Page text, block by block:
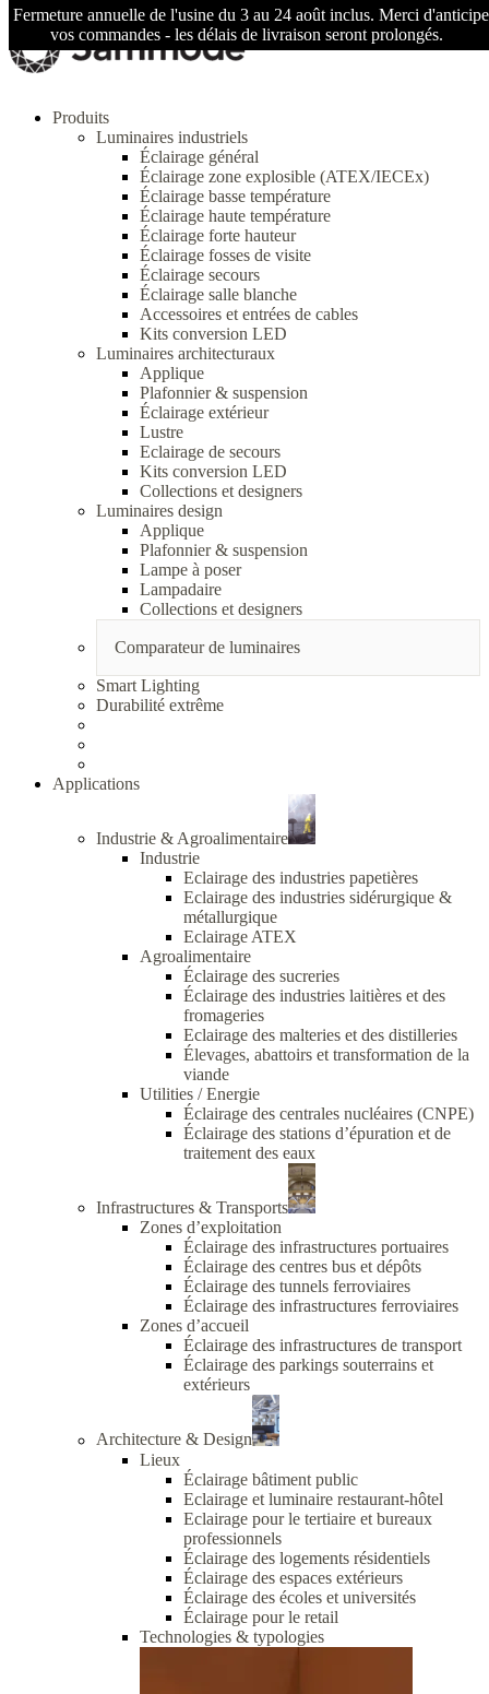
Fermeture annuelle de l'usine du 3 au 24 août inclus. Merci
vos commandes - les délais de livraison seront prolongés.
Produits
Luminaires industriels
Éclairage général
Éclairage zone explosible (ATEX/IECEx)
Éclairage basse température
Éclairage haute température
Éclairage forte hauteur
Éclairage fosses de visite
Éclairage secours
Éclairage salle blanche
Accessoires et entrées de cables
Kits conversion LED
Luminaires architecturaux
Applique
Plafonnier & suspension
Éclairage extérieur
Lustre
Eclairage de secours
Kits conversion LED
Collections et designers
Luminaires design
Applique
Plafonnier & suspension
Lampe à poser
Lampadaire
Collections et designers
Comparateur de luminaires
Smart Lighting
Durabilité extrême
Applications
Industrie & Agroalimentaire
Industrie
Eclairage des industries papetières
Eclairage des industries sidérurgique &
métallurgique
Eclairage ATEX
Agroalimentaire
Éclairage des sucreries
Éclairage des industries laitières et des
fromageries
Eclairage des malteries et des distilleries
Élevages, abattoirs et transformation de la
viande
Utilities / Energie
Éclairage des centrales nucléaires (CNPE)
Éclairage des stations d’épuration et de
traitement des eaux
Infrastructures & Transports
Zones d’exploitation
Éclairage des infrastructures portuaires
Éclairage des centres bus et dépôts
Éclairage des tunnels ferroviaires
Éclairage des infrastructures ferroviaires
Zones d’accueil
Éclairage des infrastructures de transport
Éclairage des parkings souterrains et
extérieurs
Architecture & Design
Lieux
Éclairage bâtiment public
Eclairage et luminaire restaurant-hôtel
Eclairage pour le tertiaire et bureaux
professionnels
Éclairage des logements résidentiels
Éclairage des espaces extérieurs
Éclairage des écoles et universités
Éclairage pour le retail
Technologies & typologies